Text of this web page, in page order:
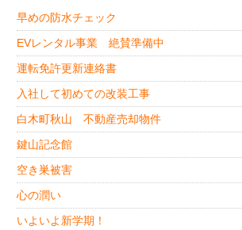
早めの防水チェック
EVレンタル事業 絶賛準備中
運転免許更新連絡書
入社して初めての改装工事
白木町秋山 不動産売却物件
鍵山記念館
空き巣被害
心の潤い
いよいよ新学期！